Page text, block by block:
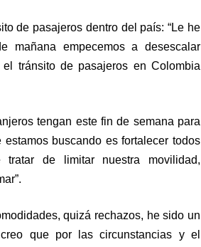
de pasajeros dentro del país: “Le he
mañana empecemos a desescalar
tránsito de pasajeros en Colombia
tengan este fin de semana para
buscando es fortalecer todos
de limitar nuestra movilidad,
quizá rechazos, he sido un
que por las circunstancias y el